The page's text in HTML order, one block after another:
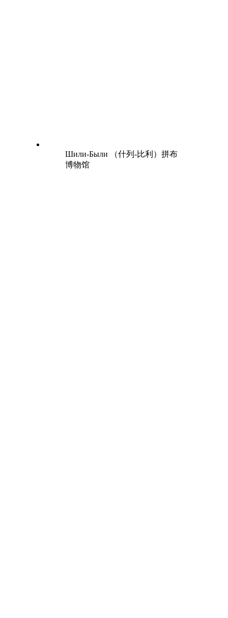
Шили-Были （什列-比利）拼布
博物馆